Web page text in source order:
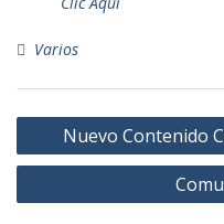
Varios
Navegación
de
Nuevo Contenido